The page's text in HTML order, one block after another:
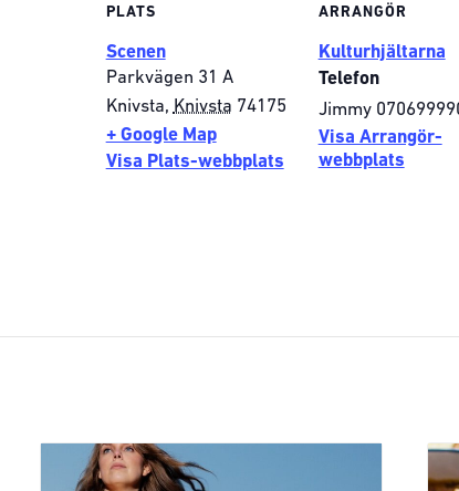
PLATS
Scenen
Parkvägen 31 A
Knivsta, Knivsta 74175
+ Google Map
Visa Plats-webbplats
ARRANGÖR
Kulturhjältarna
Telefon
Jimmy
Visa Arrangör-
webbplats